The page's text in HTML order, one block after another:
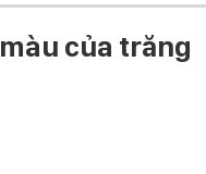
của trăng